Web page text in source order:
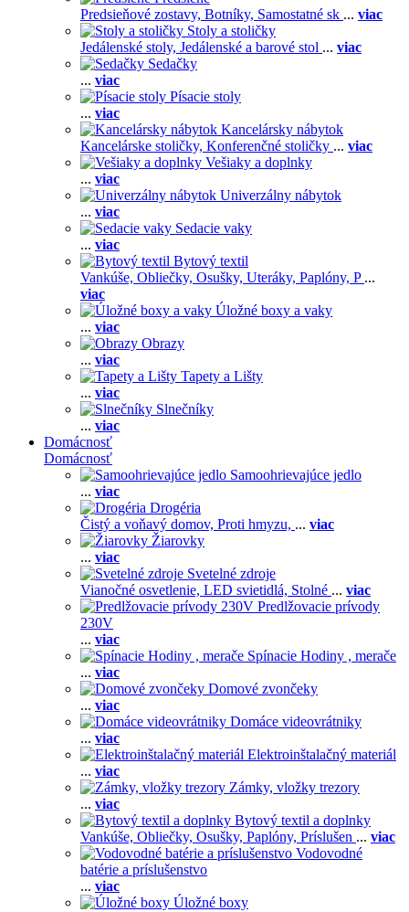
Predsieňové zostavy, Botníky, Samostatné sk ... viac
Stoly a stoličky
Jedálenské stoly, Jedálenské a barové stol ... viac
Sedačky
... viac
Písacie stoly
... viac
Kancelársky nábytok
Kancelárske stoličky, Konferenčné stoličky ... viac
Vešiaky a doplnky
... viac
Univerzálny nábytok
... viac
Sedacie vaky
... viac
Bytový textil
Vankúše, Obliečky, Osušky, Uteráky, Paplóny, P ...
viac
Úložné boxy a vaky
... viac
Obrazy
... viac
Tapety a Lišty
... viac
Slnečníky
... viac
Domácnosť
Domácnosť
Samoohrievajúce jedlo
... viac
Drogéria
Čistý a voňavý domov, Proti hmyzu, ... viac
Žiarovky
... viac
Svetelné zdroje
Vianočné osvetlenie, LED svietidlá, Stolné ... viac
Predlžovacie prívody
230V
... viac
Spínacie Hodiny , merače
... viac
Domové zvončeky
... viac
Domáce videovrátniky
... viac
Elektroinštalačný materiál
... viac
Zámky, vložky trezory
... viac
Bytový textil a doplnky
Vankúše, Obliečky, Osušky, Paplóny, Príslušen ... viac
Vodovodné
batérie a príslušenstvo
... viac
Úložné boxy